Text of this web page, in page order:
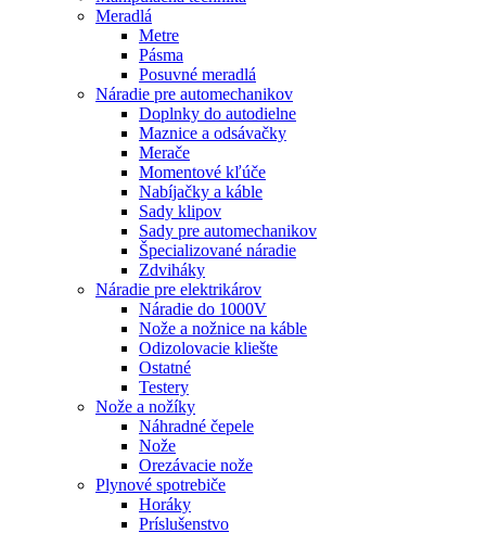
Meradlá
Metre
Pásma
Posuvné meradlá
Náradie pre automechanikov
Doplnky do autodielne
Maznice a odsávačky
Merače
Momentové kľúče
Nabíjačky a káble
Sady klipov
Sady pre automechanikov
Špecializované náradie
Zdviháky
Náradie pre elektrikárov
Náradie do 1000V
Nože a nožnice na káble
Odizolovacie kliešte
Ostatné
Testery
Nože a nožíky
Náhradné čepele
Nože
Orezávacie nože
Plynové spotrebiče
Horáky
Príslušenstvo